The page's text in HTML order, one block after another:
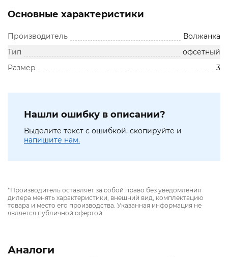
Основные характеристики
Производитель
Волжанка
Тип
офсетный
Размер
3
Нашли ошибку в описании?
Выделите текст с ошибкой, скопируйте и
напишите нам.
*Производитель оставляет за собой право без уведомления
дилера менять характеристики, внешний вид, комплектацию
товара и место его производства. Указанная информация не
является публичной офертой
Аналоги